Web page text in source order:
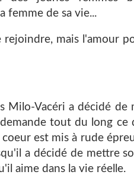
femme de sa vie...
rejoindre, mais l'amour
Milo-Vacéri a décidé
tout du long ce
est mis à rude
a décidé de mettre
aime dans la vie réelle.